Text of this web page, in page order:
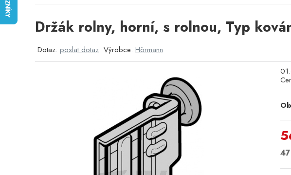
Držák rolny, horní, s rolnou, Typ
Dotaz: poslat dotaz Výrobce: Hörmann